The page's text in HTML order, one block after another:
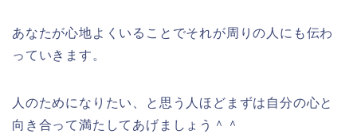
あなたが心地よくいることでそれが周りの人にも伝わ
っていきます。
人のためになりたい、と思う人ほどまずは自分の心と
向き合って満たしてあげましょう＾＾